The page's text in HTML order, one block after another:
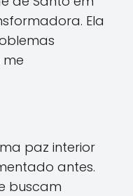
Ela
paz interior
antes.
buscam